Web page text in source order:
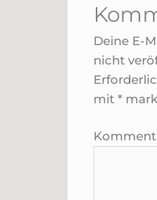
Deine E-
nicht
mit*